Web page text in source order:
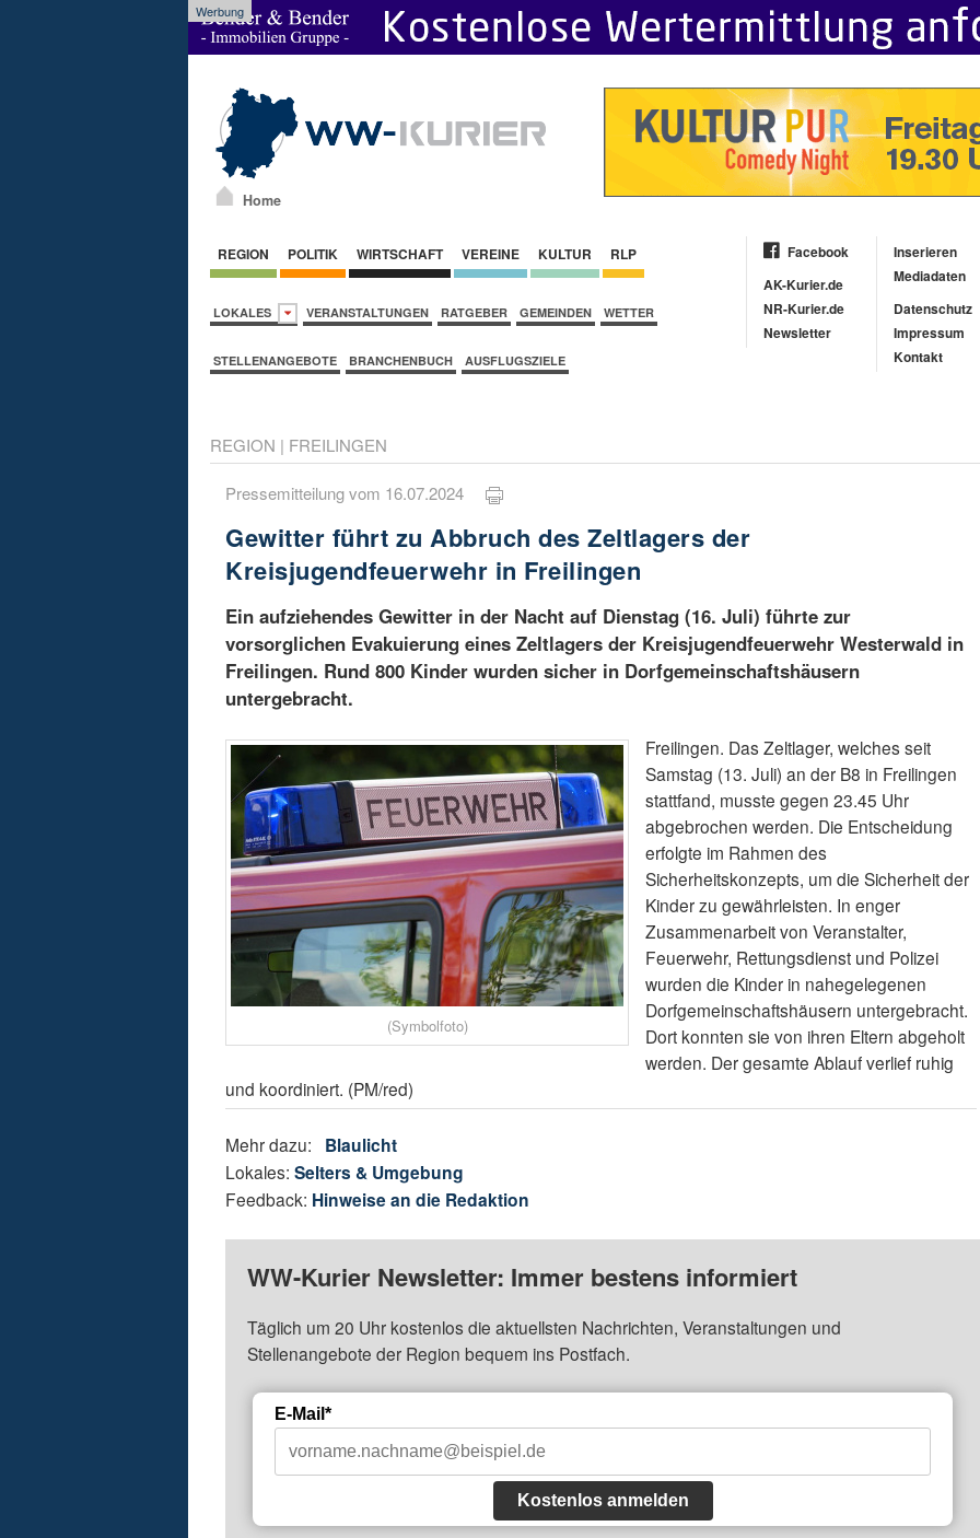
Werbung
Home
REGION POLITIK WIRTSCHAFT VEREINE KULTUR RLP
LOKALES VERANSTALTUNGEN RATGEBER GEMEINDEN WETTER
STELLENANGEBOTE BRANCHENBUCH AUSFLUGSZIELE
Facebook
AK-Kurier.de
NR-Kurier.de
Newsletter
Inserieren
Mediadaten
Datenschutz
Impressum
Kontakt
REGION | FREILINGEN
Pressemitteilung vom 16.07.2024
Gewitter führt zu Abbruch des Zeltlagers der
Kreisjugendfeuerwehr in Freilingen
Ein aufziehendes Gewitter in der Nacht auf Dienstag (16. Juli) führte zur
vorsorglichen Evakuierung eines Zeltlagers der Kreisjugendfeuerwehr Westerwald in
Freilingen. Rund 800 Kinder wurden sicher in Dorfgemeinschaftshäusern
untergebracht.
(Symbolfoto)
Freilingen. Das Zeltlager, welches seit
Samstag (13. Juli) an der B8 in Freilingen
stattfand, musste gegen 23.45 Uhr
abgebrochen werden. Die Entscheidung
erfolgte im Rahmen des
Sicherheitskonzepts, um die Sicherheit der
Kinder zu gewährleisten. In enger
Zusammenarbeit von Veranstalter,
Feuerwehr, Rettungsdienst und Polizei
wurden die Kinder in nahegelegenen
Dorfgemeinschaftshäusern untergebracht.
Dort konnten sie von ihren Eltern abgeholt
werden. Der gesamte Ablauf verlief ruhig
und koordiniert. (PM/red)
Mehr dazu: Blaulicht
Lokales:Selters & Umgebung
Feedback: Hinweise an die Redaktion
WW-Kurier Newsletter: Immer bestens informiert
Täglich um 20 Uhr kostenlos die aktuellsten Nachrichten, Veranstaltungen und
Stellenangebote der Region bequem ins Postfach.
E-Mail*
Kostenlos anmelden